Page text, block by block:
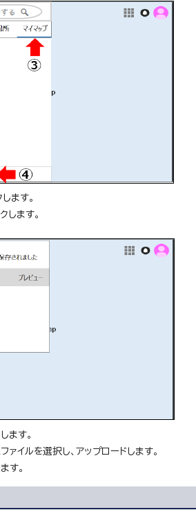
ます。
します。
ます。
ァイルを選択し、アップロードします。
す。